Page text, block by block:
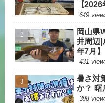
【2026
649
岡山県
井周辺|
年7月】
431
暑さ対
か？ 曙
398